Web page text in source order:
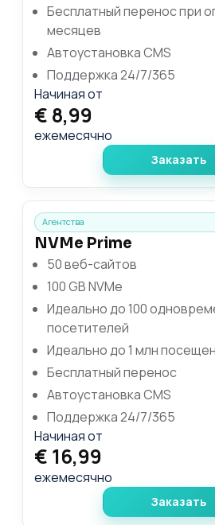
Бесплатный перенос при
месяцев
Автоустановка CMS
Поддержка 24/7/365
Начиная от
€ 8,99
ежемесячно
Заказать
Агентства
NVMe Prime
50 веб-сайтов
100 GB NVMe
Идеально до 100
посетителей
Идеально до 1 млн
Бесплатный перенос
Автоустановка CMS
Поддержка 24/7/365
Начиная от
€ 16,99
ежемесячно
Заказать